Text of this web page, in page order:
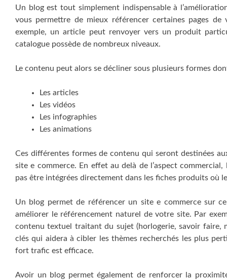
Un blog est tout simplement indispensable à
vous permettre de mieux référencer certaines pages
exemple, un article peut renvoyer vers un produit
catalogue possède de nombreux niveaux.
Le contenu peut alors se décliner sous plusieurs formes
Les articles
Les vidéos
Les infographies
Les animations
Ces différentes formes de contenu qui seront destinées
site e commerce. En effet au delà de l’aspect
pas être intégrées directement dans les fiches produits où
Un blog permet de référencer un site e commerce sur
améliorer le référencement naturel de votre site. Par
contenu textuel traitant du sujet (horlogerie, savoir faire,
clés qui aidera à cibler les thèmes recherchés les plus
fort trafic est efficace.
Avoir un blog permet également de renforcer la